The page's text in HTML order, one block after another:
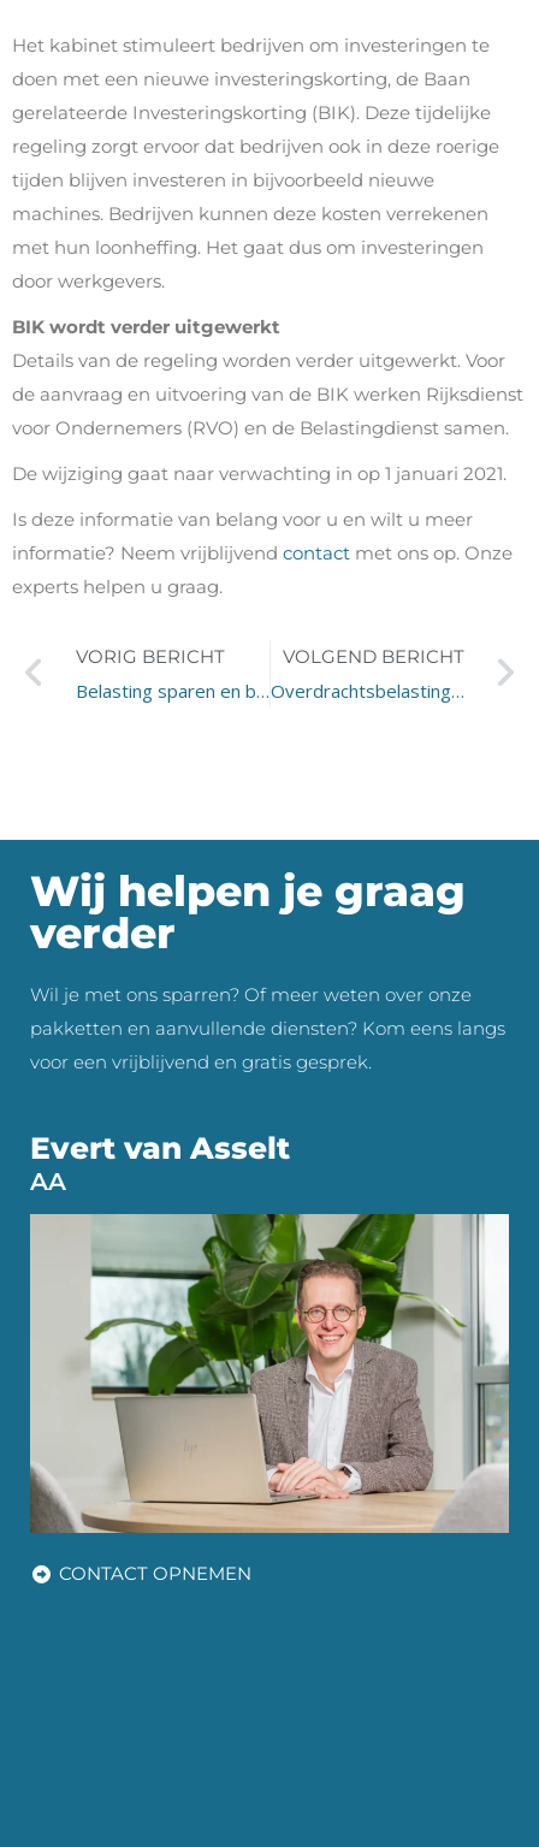
Het kabinet stimuleert bedrijven om investeringen te
doen met een nieuwe investeringskorting, de Baan
gerelateerde Investeringskorting (BIK). Deze tijdelijke
regeling zorgt ervoor dat bedrijven ook in deze roerige
tijden blijven investeren in bijvoorbeeld nieuwe
machines. Bedrijven kunnen deze kosten verrekenen
met hun loonheffing. Het gaat dus om investeringen
door werkgevers.
BIK wordt verder uitgewerkt
Details van de regeling worden verder uitgewerkt. Voor
de aanvraag en uitvoering van de BIK werken Rijksdienst
voor Ondernemers (RVO) en de Belastingdienst samen.
De wijziging gaat naar verwachting in op 1 januari 2021.
Is deze informatie van belang voor u en wilt u meer
informatie? Neem vrijblijvend contact met ons op. Onze
experts helpen u graag.
VORIG BERICHT
Belasting sparen en beleggen in 2021
VOLGEND BERICHT
Overdrachtsbelasting in 2021 vrijstelling, 2 of 8 procent
Wij helpen je graag
verder
Wil je met ons sparren? Of meer weten over onze
pakketten en aanvullende diensten? Kom eens langs
voor een vrijblijvend en gratis gesprek.
Evert van Asselt
AA
CONTACT OPNEMEN